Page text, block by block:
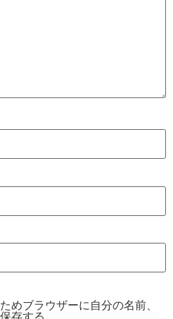
めブラウザーに自分の名前、